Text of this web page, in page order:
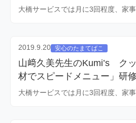
大橋サービスでは月に3回程度、家
2019.9.20 安心のたまてばこ
山﨑久美先生のKumi’s ク
材でスピードメニュー」研
大橋サービスでは月に3回程度、家